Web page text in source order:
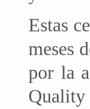
Estas
meses
por la